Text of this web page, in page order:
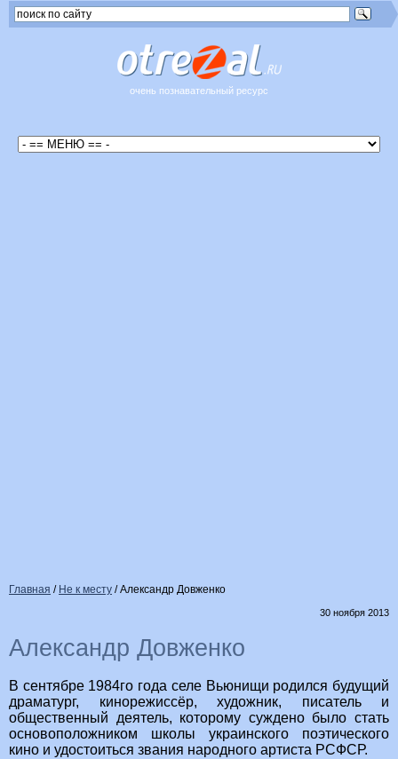
очень познавательный ресурс
Главная / Не к месту /Александр Довженко
30 ноября 2013
Александр Довженко
В сентябре 1984го года селе Вьюнищи родился будущий
драматург, кинорежиссёр, художник, писатель и
общественный деятель, которому суждено было стать
основоположником школы украинского поэтического
кино и удостоиться звания народного артиста РСФСР.